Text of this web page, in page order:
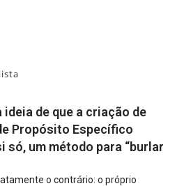
ideia de que a criação de
Propósito Específico
só, um método para “burlar
o contrário: o próprio